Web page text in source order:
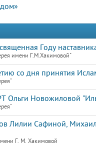
Году
имени Г.М.Хакимовой"
со дня принятия
Ольги Новожиловой
Лилии Сафиной,
Г. М. Хакимовой